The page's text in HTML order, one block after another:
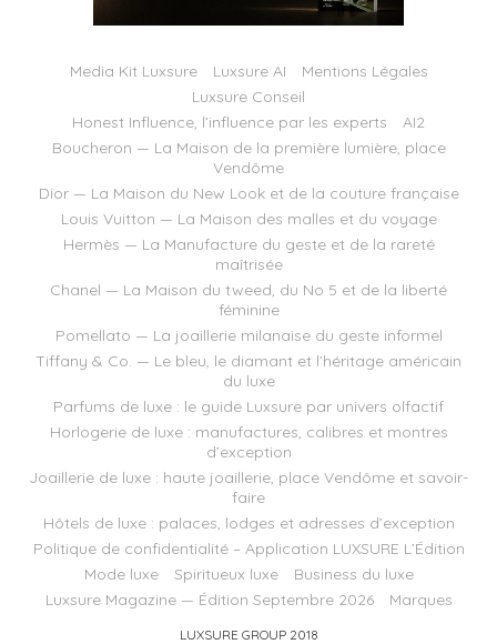
Media Kit Luxsure Luxsure AI
Mentions Légales
Luxsure Conseil
Honest Influence, l’influence par les experts
AI2
Boucheron — La Maison de la première lumière, place
Vendôme
Dior — La Maison du New Look et de la couture française
Louis Vuitton — La Maison des malles et du voyage
Hermès — La Manufacture du geste et de la rareté
maîtrisée
Chanel — La Maison du tweed, du No 5 et de la liberté
féminine
Pomellato — La joaillerie milanaise du geste informel
Tiffany & Co. — Le bleu, le diamant et l’héritage américain
du luxe
Parfums de luxe : le guide Luxsure par univers olfactif
Horlogerie de luxe : manufactures, calibres et montres
d’exception
Joaillerie de luxe : haute joaillerie, place Vendôme et savoir-
faire
Hôtels de luxe : palaces, lodges et adresses d’exception
Politique de confidentialité – Application LUXSURE L’Édition
Mode luxe
Spiritueux luxe
Business du luxe
Luxsure Magazine — Édition Septembre 2026
Marques
LUXSURE GROUP 2018